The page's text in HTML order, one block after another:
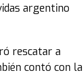
argentino
rescatar a
contó con la